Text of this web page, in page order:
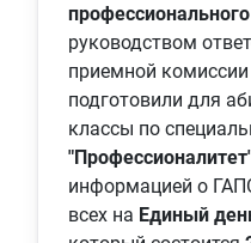
руководством
приемной комиссии
подготовили для
классы по
информацией о
всех на Единый